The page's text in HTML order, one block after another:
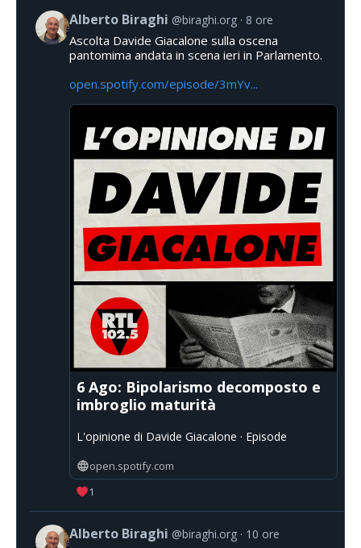
Alberto Biraghi @biraghi.org 8 ore
Ascolta Davide Giacalone sulla oscena
pantomima andata in scena ieri in Parlamento.
open.spotify.com/episode/3mYv...
6 Ago: Bipolarismo decomposto e
imbroglio maturità
L'opinione di Davide Giacalone · Episode
open.spotify.com
1
Alberto Biraghi @biraghi.org 10 ore